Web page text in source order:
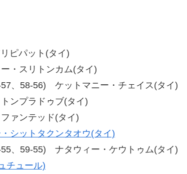
ピパット(タイ)
・スリトンカム(タイ)
、58-56) ケットマニー・チェイス(タイ)
ンプラドゥブ(タイ)
ァンテッド(タイ)
シットタクンタオウ(タイ)
、59-55) ナタウィー・ケウトゥム(タイ)
チュール)